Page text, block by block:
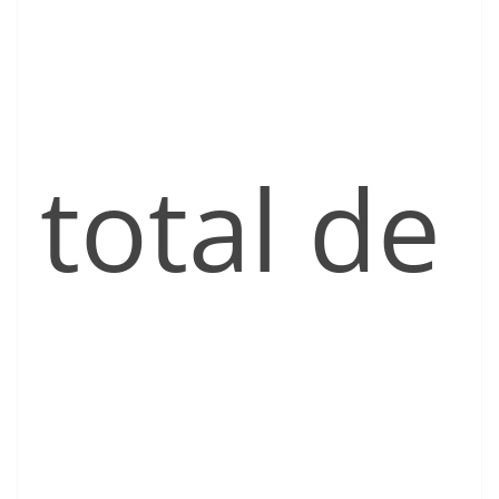
total de